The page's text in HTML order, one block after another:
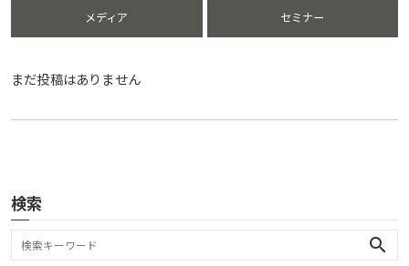
メディア セミナー
まだ投稿はありません
検索
search